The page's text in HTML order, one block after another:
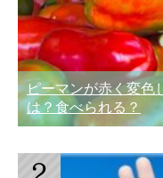
ピーマンが赤く変色
は？食べられる？